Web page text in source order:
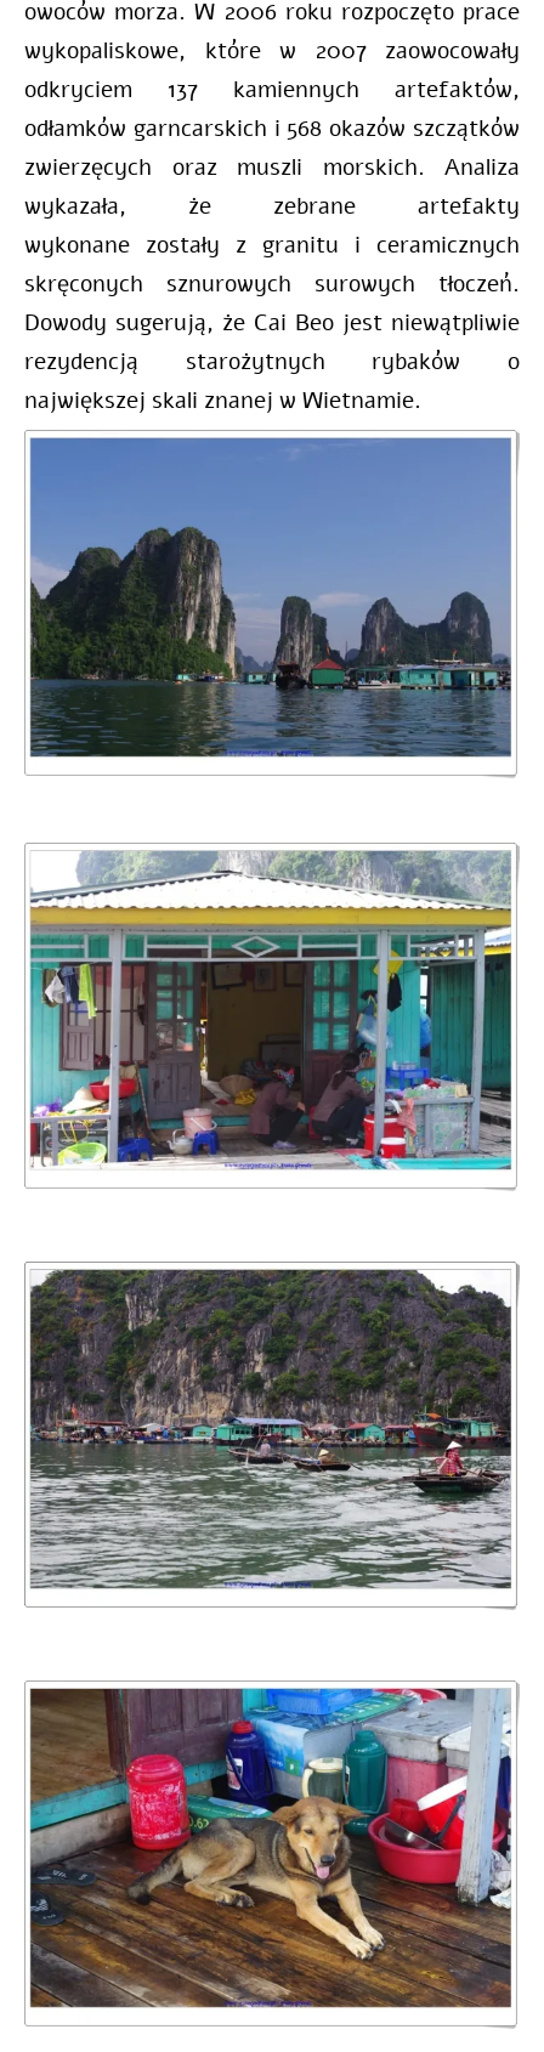
owoców morza. W 2006 roku rozpoczęto prace
wykopaliskowe, które w 2007 zaowocowały
odkryciem 137 kamiennych artefaktów,
odłamków garncarskich i 568 okazów szczątków
zwierzęcych oraz muszli morskich. Analiza
wykazała, że ​​zebrane artefakty
wykonane zostały z granitu i ceramicznych
skręconych sznurowych surowych tłoczeń.
Dowody sugerują, że Cai Beo jest niewątpliwie
rezydencją starożytnych rybaków o
największej skali znanej w Wietnamie.